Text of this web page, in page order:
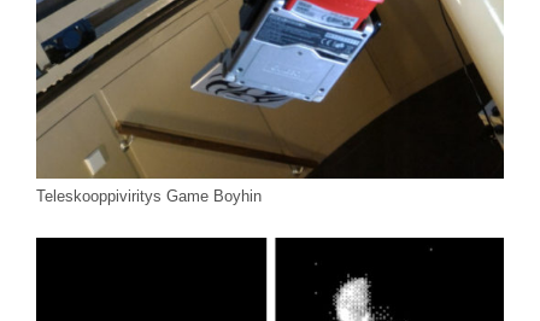
Teleskooppiviritys Game Boyhin